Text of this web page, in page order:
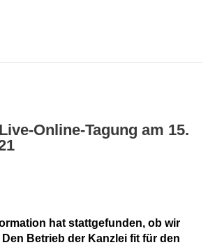
Online-Tagung am 15.
hat stattgefunden, ob wir
Betrieb der Kanzlei fit für den